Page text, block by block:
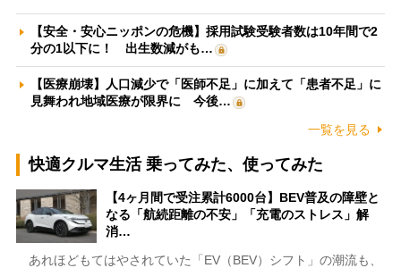
【安全・安心ニッポンの危機】採用試験受験者数は10年間で2
分の1以下に！ 出生数減がも…
【医療崩壊】人口減少で「医師不足」に加えて「患者不足」に
見舞われ地域医療が限界に 今後…
一覧を見る
快適クルマ生活 乗ってみた、使ってみた
【4ヶ月間で受注累計6000台】BEV普及の障壁と
なる「航続距離の不安」「充電のストレス」解
消…
あれほどもてはやされていた「EV（BEV）シフト」の潮流も、